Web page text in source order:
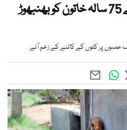
لاہور میں آوارہ کتوں نے 75 سالہ خاتون کو بھنبھوڑ